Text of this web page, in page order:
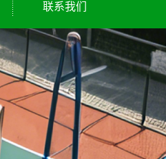
联系我们
联系